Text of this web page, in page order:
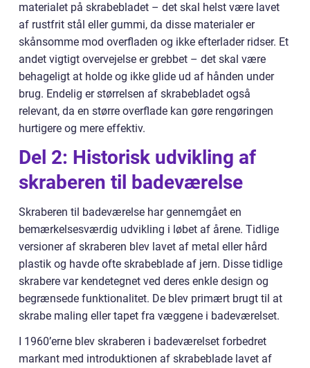
materialet på skrabebladet – det skal helst være lavet
af rustfrit stål eller gummi, da disse materialer er
skånsomme mod overfladen og ikke efterlader ridser. Et
andet vigtigt overvejelse er grebbet – det skal være
behageligt at holde og ikke glide ud af hånden under
brug. Endelig er størrelsen af skrabebladet også
relevant, da en større overflade kan gøre rengøringen
hurtigere og mere effektiv.
Del 2: Historisk udvikling af
skraberen til badeværelse
Skraberen til badeværelse har gennemgået en
bemærkelsesværdig udvikling i løbet af årene. Tidlige
versioner af skraberen blev lavet af metal eller hård
plastik og havde ofte skrabeblade af jern. Disse tidlige
skrabere var kendetegnet ved deres enkle design og
begrænsede funktionalitet. De blev primært brugt til at
skrabe maling eller tapet fra væggene i badeværelset.
I 1960’erne blev skraberen i badeværelset forbedret
markant med introduktionen af skrabeblade lavet af